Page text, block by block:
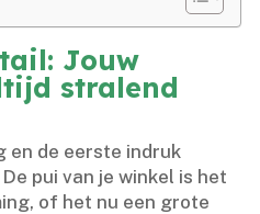
Jouw
stralend
en de eerste indruk
pui van je winkel is het
of het nu een grote